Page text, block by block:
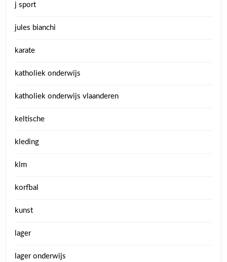
j sport
jules bianchi
karate
katholiek onderwijs
katholiek onderwijs vlaanderen
keltische
kleding
klm
korfbal
kunst
lager
lager onderwijs